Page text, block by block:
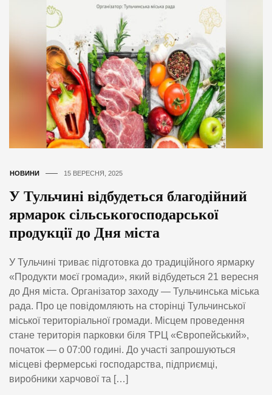
НОВИНИ 15 ВЕРЕСНЯ, 2025
У Тульчині відбудеться благодійний
ярмарок сільськогосподарської
продукції до Дня міста
У Тульчині триває підготовка до традиційного ярмарку
«Продукти моєї громади», який відбудеться 21 вересня
до Дня міста. Організатор заходу — Тульчинська міська
рада. Про це повідомляють на сторінці Тульчинської
міської територіальної громади. Місцем проведення
стане територія парковки біля ТРЦ «Європейський»,
початок — о 07:00 годині. До участі запрошуються
місцеві фермерські господарства, підприємці,
виробники харчової та […]